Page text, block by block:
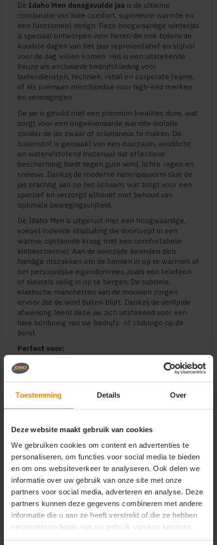
Toestemming Details Over
Deze website maakt gebruik van cookies
We gebruiken cookies om content en advertenties te
personaliseren, om functies voor social media te bieden
en om ons websiteverkeer te analyseren. Ook delen we
informatie over uw gebruik van onze site met onze
partners voor social media, adverteren en analyse. Deze
partners kunnen deze gegevens combineren met andere
informatie die u aan ze heeft verstrekt of die ze hebben
verzameld op basis van uw gebruik van hun services.
De Idaho Men donsgevulde jas is de ultieme
combinatie van luxe comfort, superieure warmte en
een functioneel design. Deze hoogwaardige winterjas
is speciaal ontworpen voor heren die ook tijdens de
koudste dagen van het jaar representatief en stijlvol
voor de dag willen komen. Het is een uitstekende
keuze als exclusieve bedrijfskleding voor
buitendiensten, techniek, retail en corporate teams,
of als premium merchandise voor high-end merken
en verenigingen.
De jas is gevuld met een premium kwaliteit dons, wat
zorgt voor een ongeëvenaarde warmte-isolatie
zonder de jas zwaar of volumineus te maken. De
buitenstof is gemaakt van een duurzaam, winddicht
en waterafstotend materiaal dat effectieve
bescherming biedt tegen gure wind, lichte regen en
sneeuw. Dankzij de moderne herenpasvorm sluit de
jas prachtig aan op het lichaam, wat zorgt voor een
sportief en verzorgd silhouet met behoud van
optimale bewegingsvrijheid.
De Idaho Men is uitgerust met een hoogwaardige,
soepel lopende ritssluiting die doorloopt in een
warme, opstaande kraag met een comfortabele
kinbeschermer. Aan de voorzijde bevinden zich
handige ritszakken om de handen in op te warmen of
om persoonlijke eigendommen zoals een telefoon
of sleutels veilig in op te bergen. De subtiele,
elastische manchetten aan de mouwen zorgen
ervoor dat de wind buiten blijft. Dankzij de verfijnde
afwerking leent deze jas zich uitstekend voor een
luxe borduring van uw bedrijfs- of clublogo op de
borst.
Perfect voor:
Premium en warme bedrijfskleding voor heren in
de techniek, corporate sector en buitendiensten
Uniforme winterkleding voor luxe sportclubs,
skischolen en zakelijke evenementen
relatiegeschenken
Belangrijkste kenmerken:
Vulling:Hoogwaardige, lichtgewicht donsvulling
voor maximale warmte-isolatie en comfort
Buitenstof:Winddicht en waterafstotend
materiaal dat beschermt tegen de winterse
elementen
Pasvorm:Moderne en comfortabele
herenpasvorm voor een stijlvolle en sportieve
winterse look
Design:Voorzien van een stevige ritssluiting,